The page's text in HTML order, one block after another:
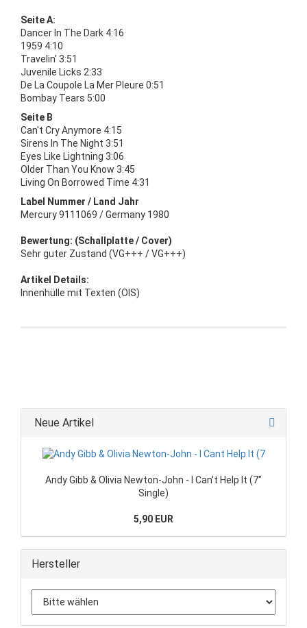
Seite A:
Dancer In The Dark 4:16
1959 4:10
Travelin' 3:51
Juvenile Licks 2:33
De La Coupole La Mer Pleure 0:51
Bombay Tears 5:00
Seite B
Can't Cry Anymore 4:15
Sirens In The Night 3:51
Eyes Like Lightning 3:06
Older Than You Know 3:45
Living On Borrowed Time 4:31
Label Nummer / Land Jahr
Mercury 9111069 / Germany 1980
Bewertung: (Schallplatte / Cover)
Sehr guter Zustand (VG+++ / VG+++)
Artikel Details:
Innenhülle mit Texten (OIS)
Neue Artikel
Andy Gibb & Olivia Newton-John - I Can't Help It (7"
Single)
5,90 EUR
Hersteller